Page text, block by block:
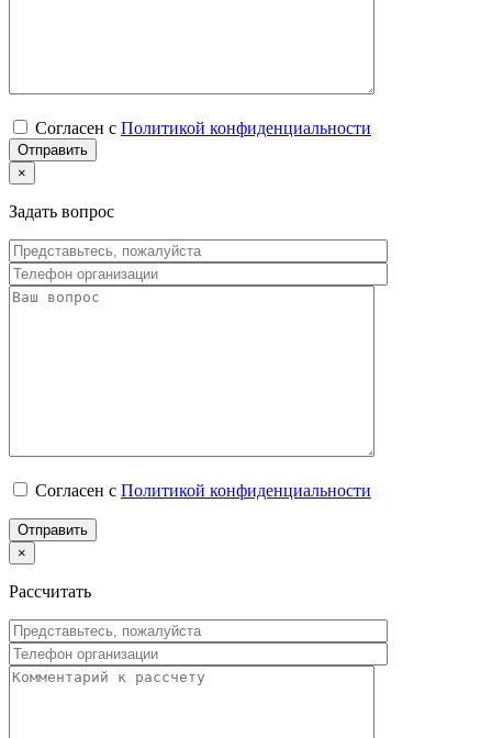
Согласен с Политикой конфиденциальности
×
Задать вопрос
Согласен с Политикой конфиденциальности
×
Рассчитать